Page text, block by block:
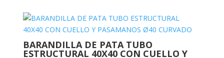
BARANDILLA DE PATA TUBO
ESTRUCTURAL 40X40 CON CUELLO Y